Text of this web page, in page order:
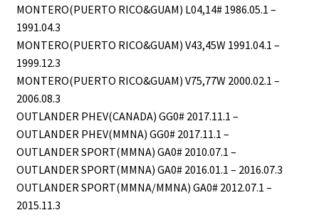
MONTERO(PUERTO RICO&GUAM) L04,14# 1986.05.1 –
1991.04.3
MONTERO(PUERTO RICO&GUAM) V43,45W 1991.04.1 –
1999.12.3
MONTERO(PUERTO RICO&GUAM) V75,77W 2000.02.1 –
2006.08.3
OUTLANDER PHEV(CANADA) GG0# 2017.11.1 –
OUTLANDER PHEV(MMNA) GG0# 2017.11.1 –
OUTLANDER SPORT(MMNA) GA0# 2010.07.1 –
OUTLANDER SPORT(MMNA) GA0# 2016.01.1 – 2016.07.3
OUTLANDER SPORT(MMNA/MMNA) GA0# 2012.07.1 –
2015.11.3